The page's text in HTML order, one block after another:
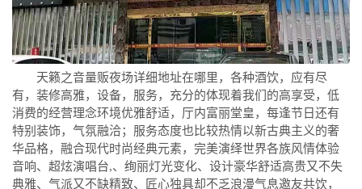
天籁之音量贩夜场详细地址在哪里，各种酒饮，应有尽
有，装修高雅，设备，服务，充分的体现着我们的高享受，低
消费的经营理念环境优雅舒适，厅内富丽堂皇，每逢节日还有
特别装饰，气氛融洽；服务态度也比较热情以新古典主义的奢
华品格，融合现代时尚经典元素，完美演绎世界各族风情体验
音响、超炫演唱台,、绚丽灯光变化、设计豪华舒适高贵又不失
典雅、气派又不缺精致、匠心独具却不乏浪漫气息邀友共饮，